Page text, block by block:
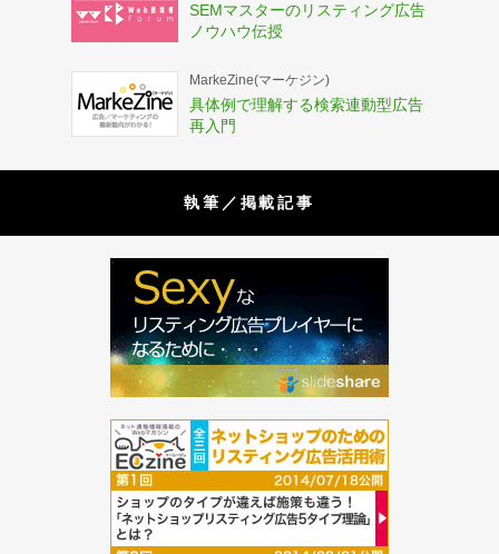
SEMマスターのリスティング広告
ノウハウ伝授
MarkeZine(マーケジン)
具体例で理解する検索連動型広告
再入門
執筆／掲載記事